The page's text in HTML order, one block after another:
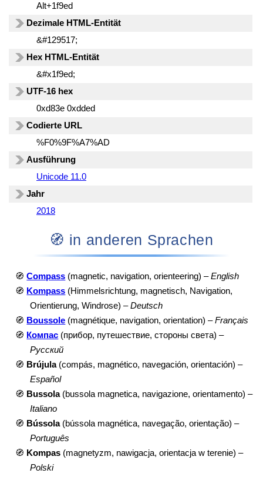
Alt+1f9ed
Dezimale HTML-Entität
&#129517;
Hex HTML-Entität
&#x1f9ed;
UTF-16 hex
0xd83e 0xdded
Codierte URL
%F0%9F%A7%AD
Ausführung
Unicode 11.0
Jahr
2018
🧭 in anderen Sprachen
🧭 Compass (magnetic, navigation, orienteering) –English
🧭 Kompass (Himmelsrichtung, magnetisch, Navigation,
Orientierung, Windrose) –Deutsch
🧭 Boussole (magnétique, navigation, orientation) –Français
🧭 Компас (прибор, путешествие, стороны света) –
Русский
🧭 Brújula(compás, magnético, navegación, orientación) –
Español
🧭 Bussola(bussola magnetica, navigazione, orientamento) –
Italiano
🧭 Bússola(bússola magnética, navegação, orientação) –
Português
🧭 Kompas (magnetyzm, nawigacja, orientacja w terenie) –
Polski